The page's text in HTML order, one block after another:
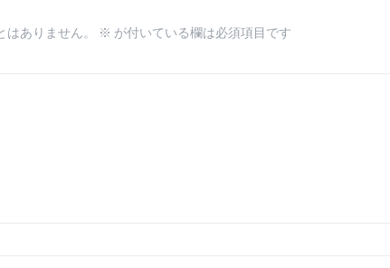
ありません。 ※ が付いている欄は必須項目です